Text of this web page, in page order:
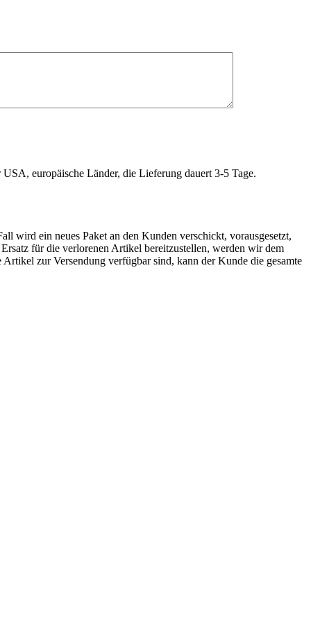
europäische Länder, die Lieferung dauert 3-5 Tage.
wird ein neues Paket an den Kunden verschickt, vorausgesetzt,
für die verlorenen Artikel bereitzustellen, werden wir dem
zur Versendung verfügbar sind, kann der Kunde die gesamte